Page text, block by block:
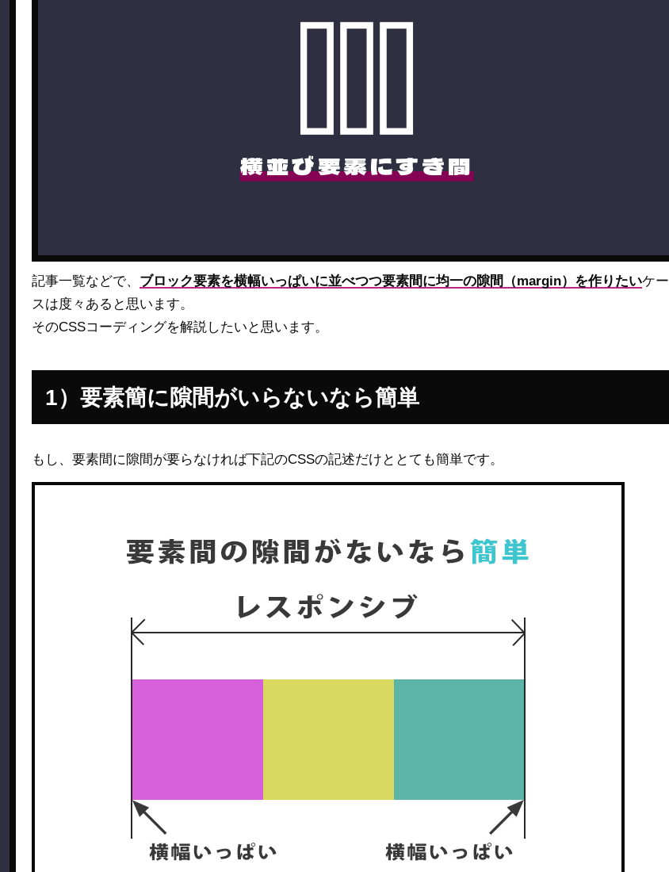
横並び要素にすき間
記事一覧などで、 ブロック要素を横幅いっぱいに並べつつ要素間に均一の隙間（margin）を作りたいケー
スは度々あると思います。
そのCSSコーディングを解説したいと思います。
要素簡に隙間がいらないなら簡単
もし、要素間に隙間が要らなければ下記のCSSの記述だけととても簡単です。